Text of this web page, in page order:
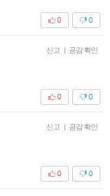
0
0
신고 | 공감 확인
0
0
신고 | 공감 확인
0
0